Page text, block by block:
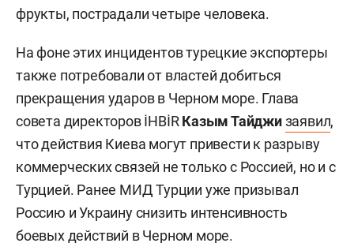
фрукты, пострадали четыре человека.
На фоне этих инцидентов турецкие экспортеры
также потребовали от властей добиться
прекращения ударов в Черном море. Глава
совета директоров İHBİRКазым Тайджизаявил,
что действия Киева могут привести к разрыву
коммерческих связей не только с Россией, но и с
Турцией. Ранее МИД Турции уже призывал
Россию и Украину снизить интенсивность
боевых действий в Черном море.